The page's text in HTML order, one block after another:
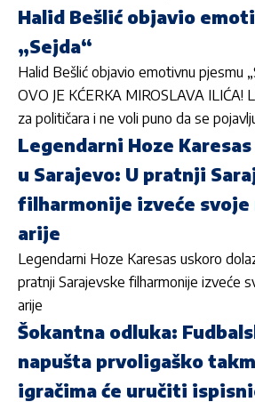
Halid Bešlić objavio
„Sejda“
Halid Bešlić objavio emotivnu pjesmu
OVO JE KĆERKA MIROSLAVA ILIĆA!
za političara i ne voli puno da se
Legendarni Hoze
u Sarajevo: U pratnji
filharmonije izveće
arije
Legendarni Hoze Karesas uskoro
pratnji Sarajevske filharmonije izveće
arije
Šokantna odluka:
napušta prvoligaško
igračima će uručiti